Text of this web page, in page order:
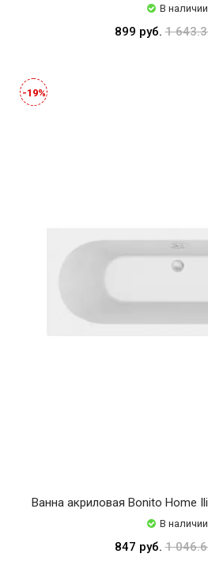
В наличии
899 руб.1
-19%
Ванна акриловая Bonito Home
В наличии
847 руб.1